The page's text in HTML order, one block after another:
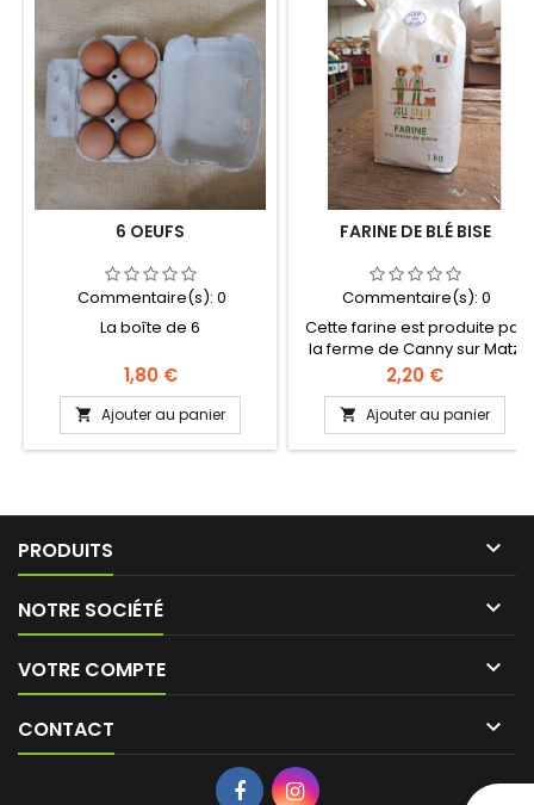
6 OEUFS
Commentaire(s): 0
La boîte de 6
Prix
1,80 €
 Ajouter au panier
FARINE DE BLÉ BISE
Commentaire(s): 0
Cette farine est produite par
la ferme de Canny sur Matz
(60310). Elle est directement
moulue sur meule de pierre.
Tout se fait chez eux, de la
production à l’empaquetage.
Après avoir discuté avec eux
accord avec nos valeurs. La
farine bise est proche de la
Prix
2,20 €
 Ajouter au panier
PRODUITS 
NOTRE SOCIÉTÉ 
VOTRE COMPTE 
CONTACT 